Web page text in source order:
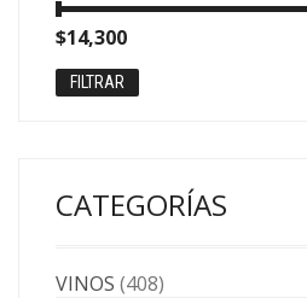
Precio
mínimo
Precio
máximo
FILTRAR
$14,300
CATEGORÍAS
VINOS (408)